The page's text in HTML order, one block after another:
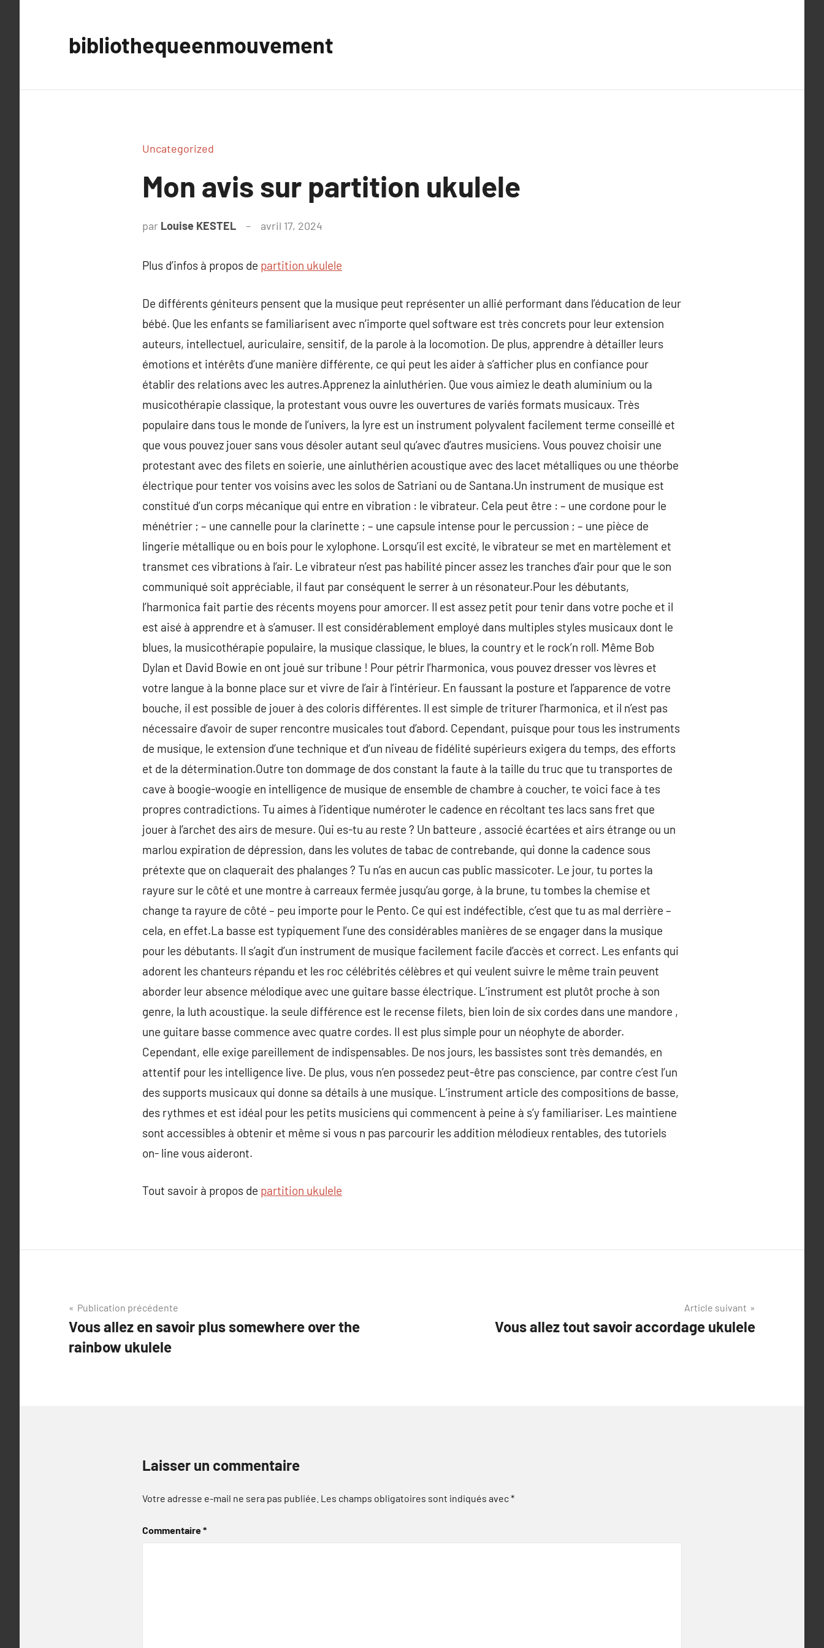
bibliothequeenmouvement
Uncategorized
Mon avis sur partition ukulele
par Louise KESTEL avril 17, 2024
Plus d’infos à propos de partition ukulele
De différents géniteurs pensent que la musique peut représenter un allié performant dans l’éducation de leur
bébé. Que les enfants se familiarisent avec n’importe quel software est très concrets pour leur extension
auteurs, intellectuel, auriculaire, sensitif, de la parole à la locomotion. De plus, apprendre à détailler leurs
émotions et intérêts d’une manière différente, ce qui peut les aider à s’afficher plus en confiance pour
établir des relations avec les autres.Apprenez la ainluthérien. Que vous aimiez le death aluminium ou la
musicothérapie classique, la protestant vous ouvre les ouvertures de variés formats musicaux. Très
populaire dans tous le monde de l’univers, la lyre est un instrument polyvalent facilement terme conseillé et
que vous pouvez jouer sans vous désoler autant seul qu’avec d’autres musiciens. Vous pouvez choisir une
protestant avec des filets en soierie, une ainluthérien acoustique avec des lacet métalliques ou une théorbe
électrique pour tenter vos voisins avec les solos de Satriani ou de Santana.Un instrument de musique est
constitué d’un corps mécanique qui entre en vibration : le vibrateur. Cela peut être : – une cordone pour le
ménétrier ; – une cannelle pour la clarinette ; – une capsule intense pour le percussion ; – une pièce de
lingerie métallique ou en bois pour le xylophone. Lorsqu’il est excité, le vibrateur se met en martèlement et
transmet ces vibrations à l’air. Le vibrateur n’est pas habilité pincer assez les tranches d’air pour que le son
communiqué soit appréciable, il faut par conséquent le serrer à un résonateur.Pour les débutants,
l’harmonica fait partie des récents moyens pour amorcer. Il est assez petit pour tenir dans votre poche et il
est aisé à apprendre et à s’amuser. Il est considérablement employé dans multiples styles musicaux dont le
blues, la musicothérapie populaire, la musique classique, le blues, la country et le rock’n roll. Même Bob
Dylan et David Bowie en ont joué sur tribune ! Pour pétrir l’harmonica, vous pouvez dresser vos lèvres et
votre langue à la bonne place sur et vivre de l’air à l’intérieur. En faussant la posture et l’apparence de votre
bouche, il est possible de jouer à des coloris différentes. Il est simple de triturer l’harmonica, et il n’est pas
nécessaire d’avoir de super rencontre musicales tout d’abord. Cependant, puisque pour tous les instruments
de musique, le extension d’une technique et d’un niveau de fidélité supérieurs exigera du temps, des efforts
et de la détermination.Outre ton dommage de dos constant la faute à la taille du truc que tu transportes de
cave à boogie-woogie en intelligence de musique de ensemble de chambre à coucher, te voici face à tes
propres contradictions. Tu aimes à l’identique numéroter le cadence en récoltant tes lacs sans fret que
jouer à l’archet des airs de mesure. Qui es-tu au reste ? Un batteure , associé écartées et airs étrange ou un
marlou expiration de dépression, dans les volutes de tabac de contrebande, qui donne la cadence sous
prétexte que on claquerait des phalanges ? Tu n’as en aucun cas public massicoter. Le jour, tu portes la
rayure sur le côté et une montre à carreaux fermée jusqu’au gorge, à la brune, tu tombes la chemise et
change ta rayure de côté – peu importe pour le Pento. Ce qui est indéfectible, c’est que tu as mal derrière –
cela, en effet.La basse est typiquement l’une des considérables manières de se engager dans la musique
pour les débutants. Il s’agit d’un instrument de musique facilement facile d’accès et correct. Les enfants qui
adorent les chanteurs répandu et les roc célébrités célèbres et qui veulent suivre le même train peuvent
aborder leur absence mélodique avec une guitare basse électrique. L’instrument est plutôt proche à son
genre, la luth acoustique. la seule différence est le recense filets, bien loin de six cordes dans une mandore ,
une guitare basse commence avec quatre cordes. Il est plus simple pour un néophyte de aborder.
Cependant, elle exige pareillement de indispensables. De nos jours, les bassistes sont très demandés, en
attentif pour les intelligence live. De plus, vous n’en possedez peut-être pas conscience, par contre c’est l’un
des supports musicaux qui donne sa détails à une musique. L’instrument article des compositions de basse,
des rythmes et est idéal pour les petits musiciens qui commencent à peine à s’y familiariser. Les maintiene
sont accessibles à obtenir et même si vous n pas parcourir les addition mélodieux rentables, des tutoriels
on- line vous aideront.
Tout savoir à propos de partition ukulele
Navigation
de
l’article
Publication précédente
Vous allez en savoir plus somewhere over the
rainbow ukulele
Article suivant
Vous allez tout savoir accordage ukulele
Laisser un commentaire
Votre adresse e-mail ne sera pas publiée. Les champs obligatoires sont indiqués avec*
Commentaire*